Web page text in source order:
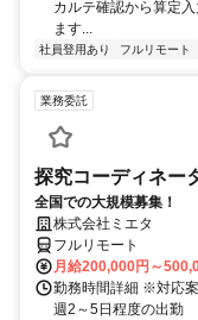
カルテ確認から算定
ます...
社員登用あり フルリモート
業務委託
探究コーディネー
全国での大規模募集！
株式会社ミエタ
フルリモート
月給200,000円～
勤務時間詳細 ※対応
週2～5日程度の出勤